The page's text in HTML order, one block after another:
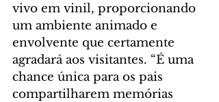
vivo em vinil, proporcionando
um ambiente animado e
envolvente que certamente
agradará aos visitantes. “É uma
chance única para os pais
compartilharem memórias